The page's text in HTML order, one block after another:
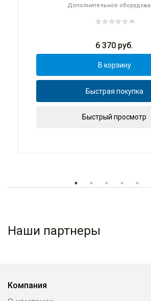
Дополнительное
(0)
6 370 руб.
В корзину
Быстрая покупка
Быстрый просмотр
Наши партнеры
Компания